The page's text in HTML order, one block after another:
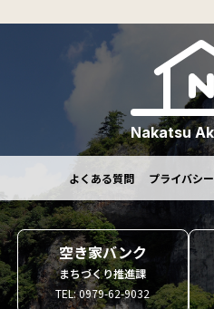
Nakatsu
よくある質問 プライバシ
空き家バンク
まちづくり推進課
TEL: 0979-62-9032